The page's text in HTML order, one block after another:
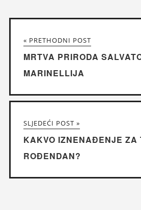
« PRETHODNI POST
MRTVA PRIRODA
MARINELLIJA
SLJEDEĆI POST »
KAKVO IZNENAĐENJE ZA
ROĐENDAN?